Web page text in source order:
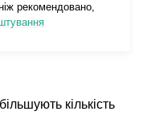
рекомендовано,
кількість